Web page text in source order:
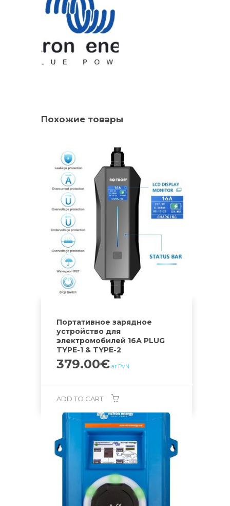
Похожие товары
Портативное зарядное
устройство для
электромобилей 16А PLUG
TYPE-1 & TYPE-2
379.00€ ar PVN
ADD TO CART